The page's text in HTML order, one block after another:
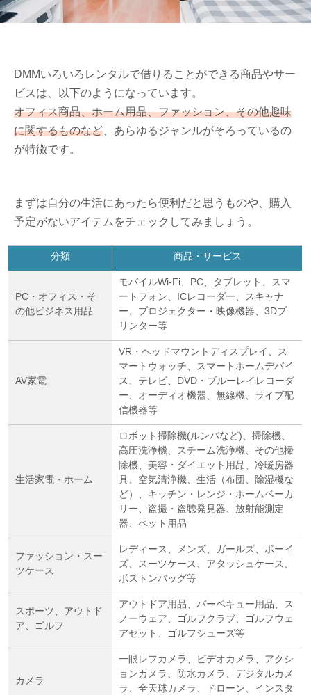
DMMいろいろレンタルで借りることができる商品やサー
ビスは、以下のようになっています。
オフィス商品、ホーム用品、ファッション、その他趣味
に関するものなど 、あらゆるジャンルがそろっているの
が特徴です。
まずは自分の生活にあったら便利だと思うものや、購入
予定がないアイテムをチェックしてみましょう。
分類 商品・サービス
PC・オフィス・そ
の他ビジネス用品
モバイルWi-Fi、PC、タブレット、スマ
ートフォン、ICレコーダー、スキャナ
ー、プロジェクター・映像機器、3Dプ
リンター等
AV家電
VR・ヘッドマウントディスプレイ、ス
マートウォッチ、スマートホームデバイ
ス、テレビ、DVD・ブルーレイレコーダ
ー、オーディオ機器、無線機、ライブ配
信機器等
生活家電・ホーム
ロボット掃除機(ルンバなど)、掃除機、
高圧洗浄機、スチーム洗浄機、その他掃
除機、美容・ダイエット用品、冷暖房器
具、空気清浄機、生活（布団、除湿機な
ど）、キッチン・レンジ・ホームベーカ
リー、盗撮・盗聴発見器、放射能測定
器、ペット用品
ファッション・スー
ツケース
レディース、メンズ、ガールズ、ボーイ
ズ、スーツケース、アタッシュケース、
ボストンバッグ等
スポーツ、アウトド
ア、ゴルフ
アウトドア用品、バーベキュー用品、ス
ノーウェア、ゴルフクラブ、ゴルフウェ
アセット、ゴルフシューズ等
カメラ
一眼レフカメラ、ビデオカメラ、アクシ
ョンカメラ、防水カメラ、デジタルカメ
ラ、全天球カメラ、ドローン、インスタ